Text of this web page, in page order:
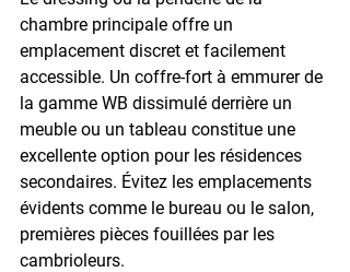
chambre principale offre un
emplacement discret et facilement
accessible. Un coffre-fort à emmurer de
la gamme WB dissimulé derrière un
meuble ou un tableau constitue une
excellente option pour les résidences
secondaires. Évitez les emplacements
évidents comme le bureau ou le salon,
premières pièces fouillées par les
cambrioleurs.